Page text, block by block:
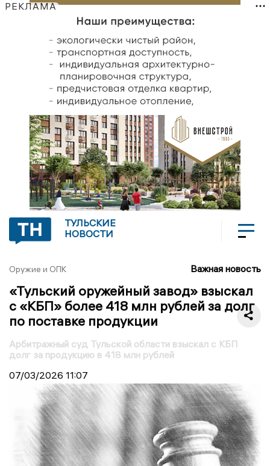
РЕКЛАМА
ТУЛЬСКИЕ
НОВОСТИ
Оружие и ОПК Важная новость
«Тульский оружейный завод» взыскал
с «КБП» более 418 млн рублей за долг
по поставке продукции
Арбитражный суд Тульской области взыскал с КБП
долг за продукцию в 418 млн рублей
07/03/2026 11:07